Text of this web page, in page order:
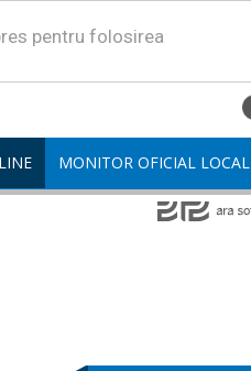
pentru folosirea
MONITOR OFICIAL LOCAL